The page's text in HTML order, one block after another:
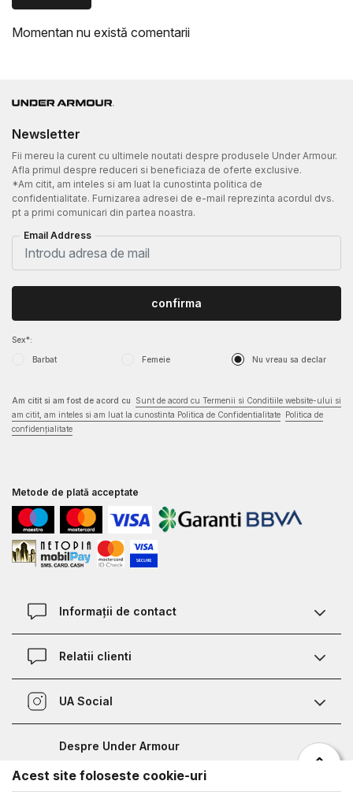
Momentan nu există comentarii
Newsletter
Fii mereu la curent cu ultimele noutati despre produsele Under Armour.
Afla primul despre reduceri si beneficiaza de oferte exclusive.
*Am citit, am inteles si am luat la cunostinta politica de
confidentialitate. Furnizarea adresei de e-mail reprezinta acordul dvs.
pt a primi comunicari din partea noastra.
Email Address
Sex*:
Barbat Femeie Nu vreau sa declar
confirma
Am citit si am fost de acord cu
Sunt de acord cu Termenii si Conditiile website-ului si
am citit, am inteles si am luat la cunostinta Politica de Confidentialitate
Politica de
confidențialitate
Metode de plată acceptate
Informații de contact
Contact
Defineste marimea
Nota de informare prelucrare date competitii sportive
Relatii clienti
Termeni si conditii
Certificat garantie incaltaminte
UA Social
Despre Under Armour
Despre noi
Acest site foloseste cookie-uri